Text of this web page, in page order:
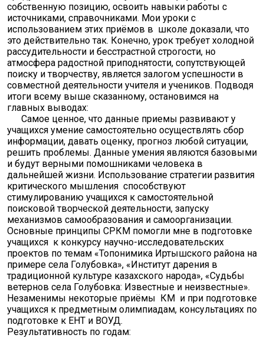
собственную позицию, освоить навыки работы с
источниками, справочниками. Мои уроки с
использованием этих приёмов в школе доказали, что
это действительно так. Конечно, урок требует холодной
рассудительности и бесстрастной строгости, но
атмосфера радостной приподнятости, сопутствующей
поиску и творчеству, является залогом успешности в
совместной деятельности учителя и учеников. Подводя
итоги всему выше сказанному, остановимся на
главных выводах:
Самое ценное, что данные приемы развивают у
учащихся умение самостоятельно осуществлять сбор
информации, давать оценку, прогноз любой ситуации,
решить проблемы. Данные умения являются базовыми
и будут верными помошниками человека в
дальнейшей жизни. Использование стратегии развития
критического мышления способствуют
стимулированию учащихся к самостоятельной
поисковой творческой деятельности, запуску
механизмов самообразования и самоорганизации.
Основные принципы СРКМ помогли мне в подготовке
учащихся к конкурсу научно-исследовательских
проектов по темам «Топонимика Иртышского района на
примере села Голубовка», «Институт дарения в
традиционной культуре казахского народа», «Судьбы
ветернов села Голубовка: Известные и неизвестные».
Незаменимы некоторые приёмы КМ и при подготовке
учащихся к предметным олимпиадам, консультациях по
подготовке к ЕНТ и ВОУД.
Результативность по годам: